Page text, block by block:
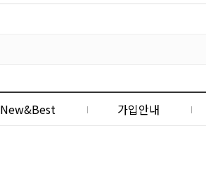
New&Best 가입안내